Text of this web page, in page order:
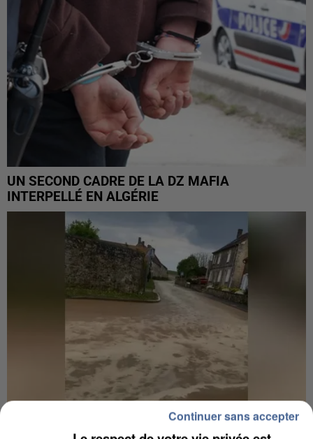
UN SECOND CADRE DE LA DZ MAFIA
INTERPELLÉ EN ALGÉRIE
Continuer sans accepter